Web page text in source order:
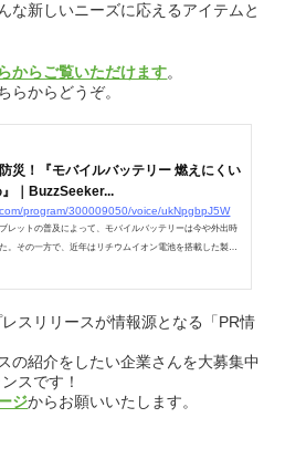
な新しいニーズに応えるアイテムと
からご覧いただけます。
らからどうぞ。
災！『モバイルバッテリー 燃えにくい
｜BuzzSeeker...
program/300009050/voice/ukNpgbpJ5W
レットの普及によって、モバイルバッテリーは今や外出時
。その一方で、近年はリチウムイオン電池を搭載した製品
スリリースが情報源となる「PR情
の紹介をしたい企業さんを大募集中
スです！
ジからお願いいたします。